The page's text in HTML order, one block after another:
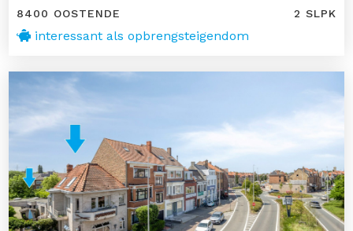
8400 OOSTENDE 2 SLPK
interessant als opbrengsteigendom